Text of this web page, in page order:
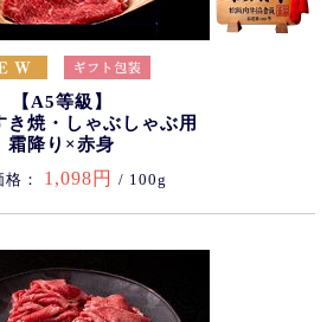
【A5等級】
き焼・しゃぶしゃぶ用
霜降り×赤身
格： 1,098円 / 100g